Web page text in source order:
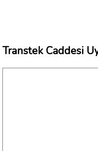
Transtek Caddesi